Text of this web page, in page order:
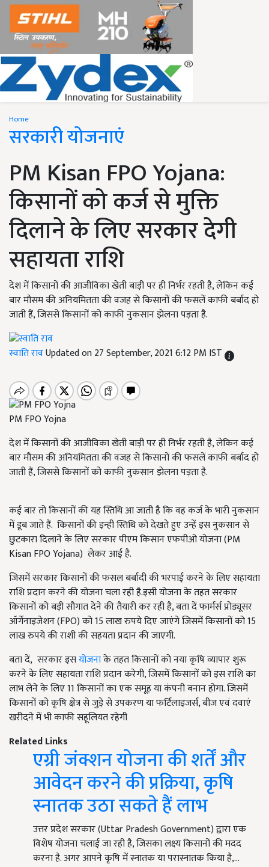
Home
सरकारी योजनाएं
PM Kisan FPO Yojana:
किसानों को कर्ज से मुक्ति
दिलाने के लिए सरकार देगी
सहायता राशि
देश में किसानों की आजीविका खेती बाड़ी पर ही निर्भर रहती है, लेकिन कई
बार मौसम की अनियमितता की वजह से किसानों की फसलें काफी बर्बाद हो
जाती हैं, जिससे किसानों को काफी नुकसान झेलना पड़ता है.
स्वाति रावUpdated on 27 September, 2021 6:12 PM IST
PM FPO Yojna
देश में किसानों की आजीविका खेती बाड़ी पर ही निर्भर रहती है, लेकिन कई
बार मौसम की अनियमितता की वजह से किसानों की फसलें काफी बर्बाद हो
जाती हैं, जिससे किसानों को काफी नुकसान झेलना पड़ता है.
कई बार तो किसानों की यह स्तिथि आ जाती है कि वह कर्ज के भारी नुकसान
में डूब जाते हैं. किसानों की इन्ही स्तिथि को देखते हुए उन्हें इस नुकसान से
छुटकारा दिलाने के लिए सरकार पीएम किसान एफपीओ योजना (PM
Kisan FPO Yojana) लेकर आई है.
जिसमें सरकार किसानों की फसल बर्बादी की भरपाई करने के लिए सहायता
राशि प्रदान करने की योजना चला रही है.इसी योजना के तहत सरकार
किसानों को बड़ी सौगात देने की तैयारी कर रही है, बता दें फार्मर्स प्रोड्यूसर
ऑर्गेनाइजेशन (FPO) को 15 लाख रुपये दिए जाएंगे जिसमें किसानों को 15
लाख रुपये की राशी की सहयता प्रदान की जाएगी.
बता दें, सरकार इसयोजनाके तहत किसानों को नया कृषि व्यापार शुरू
करने के लिए सहायता राशि प्रदान करेगी, जिसमें किसानों को इस राशि का
लाभ लेने के लिए 11 किसानों का एक समूह या कंपनी बनान होगा. जिसमें
किसानों को कृषि क्षेत्र से जुड़े से उपकरण या फर्टिलाइजर्स, बीज एवं दवाएं
खरीदने में भी काफी सहूलियत रहेगी
Related Links
एग्री जंक्शन योजना की शर्तें और
आवेदन करने की प्रक्रिया, कृषि
स्नातक उठा सकते हैं लाभ
उत्तर प्रदेश सरकार (Uttar Pradesh Government) द्वारा एक
विशेष योजना चलाई जा रही है, जिसका लक्ष्य किसानों की मदद
करना है. अगर आपने कृषि में स्नातक या परास्नातक किया है,…